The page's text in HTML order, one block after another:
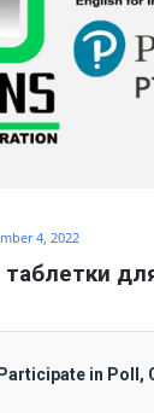
4, 2022
таблетки
in Poll,